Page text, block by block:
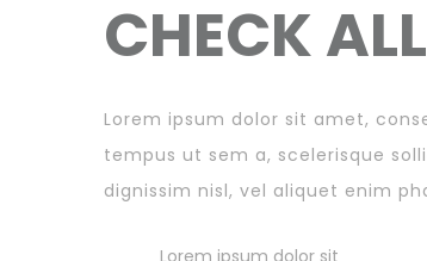
CHECK
Lorem ipsum dolor sit amet,
tempus ut sem a, scelerisque
dignissim nisl, vel aliquet enim